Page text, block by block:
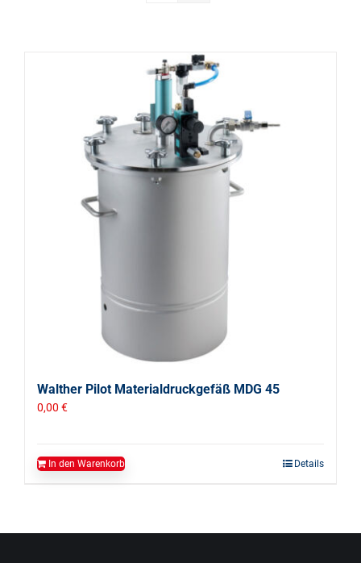
Walther Pilot Materialdruckgefäß MDG 45
0,00 €
In den Warenkorb Details